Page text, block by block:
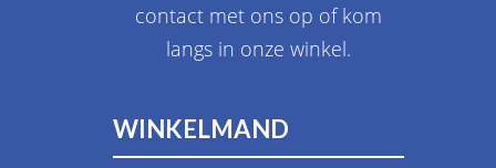
contact met ons op of kom
langs in onze winkel.
WINKELMAND